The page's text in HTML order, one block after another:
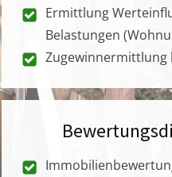
Ermittlung
Belastungen
Zugewinnermittlung